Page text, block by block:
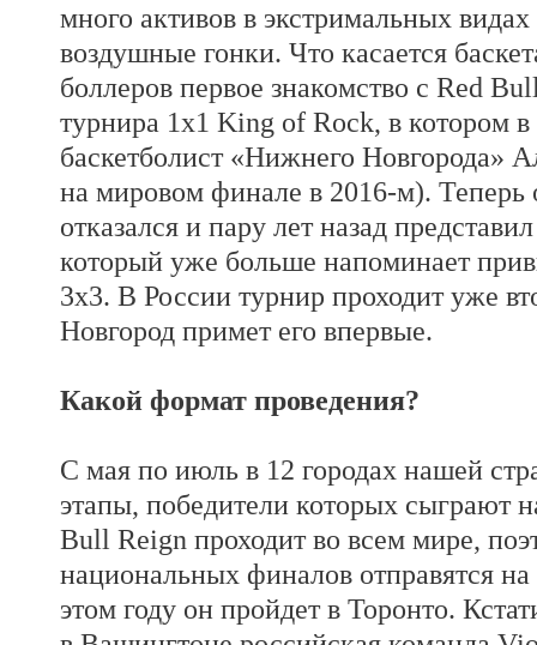
много активов в экстримальных
воздушные гонки. Что касается
боллеров первое знакомство с Red
турнира 1х1 King of Rock, в котором в
баскетболист «Нижнего Новгорода»
на мировом финале в 2016-м). Теперь
отказался и пару лет назад
который уже больше напоминает
3х3. В России турнир проходит уже
Новгород примет его впервые.
Какой формат проведения?
С мая по июль в 12 городах нашей
этапы, победители которых сыграют
Bull Reign проходит во всем мире,
национальных финалов отправятся
этом году он пройдет в Торонто.